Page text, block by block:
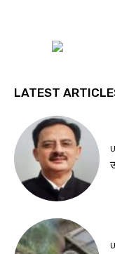
LATEST